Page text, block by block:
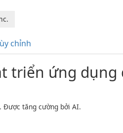
chỉnh
triển ứng dụng
tăng cường bởi AI.